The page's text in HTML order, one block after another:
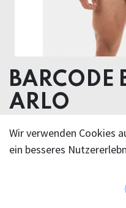
BARCODE
ARLO
92% Polyester 8%
20,95€ Alle
Wir verwenden Cookies
ein besseres